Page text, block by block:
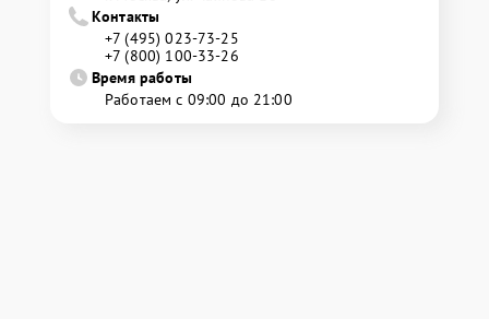
Контакты
+7 (495) 023-73-25
+7 (800) 100-33-26
Время работы
Работаем с 09:00 до 21:00